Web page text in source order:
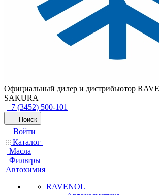
Официальный дилер и дистрибьютор
SAKURA
+7 (3452) 500-101
Поиск
Войти
Каталог
Масла
Фильтры
Автохимия
RAVENOL